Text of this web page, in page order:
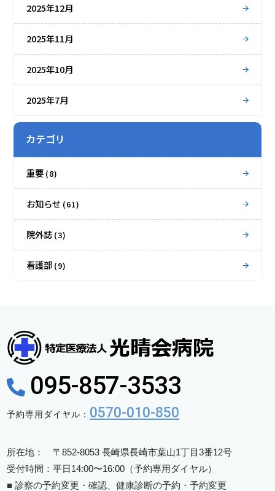
2025年12月
2025年11月
2025年10月
2025年7月
カテゴリ
重要 (8)
お知らせ (61)
院外誌 (3)
看護部 (9)
095-857-3533
予約専用ダイヤル： 0570-010-850
所在地： 〒852-8053 長崎県長崎市葉山1丁目3番12号
受付時間：平日14:00〜16:00（予約専用ダイヤル）
■ 診察の予約変更・確認、健康診断の予約・予約変更